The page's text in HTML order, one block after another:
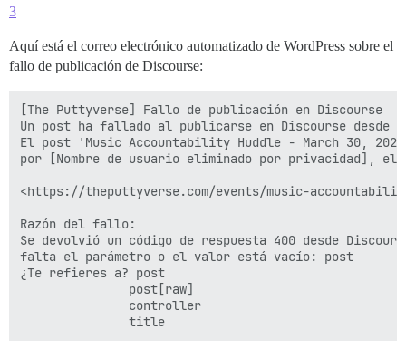
3
Aquí está el correo electrónico automatizado de WordPress sobre el
fallo de publicación de Discourse:
[The Puttyverse] Fallo de publicación en Discourse
Un post ha fallado al publicarse en Discourse
El post 'Music Accountability Huddle - March 30, 2022
por [Nombre de usuario eliminado por privacidad], el
<https://theputtyverse.com/events/music-
Razón del fallo:
Se devolvió un código de respuesta 400 desde
falta el parámetro o el valor está vacío: post
¿Te refieres a? post
               post[raw]
               controller